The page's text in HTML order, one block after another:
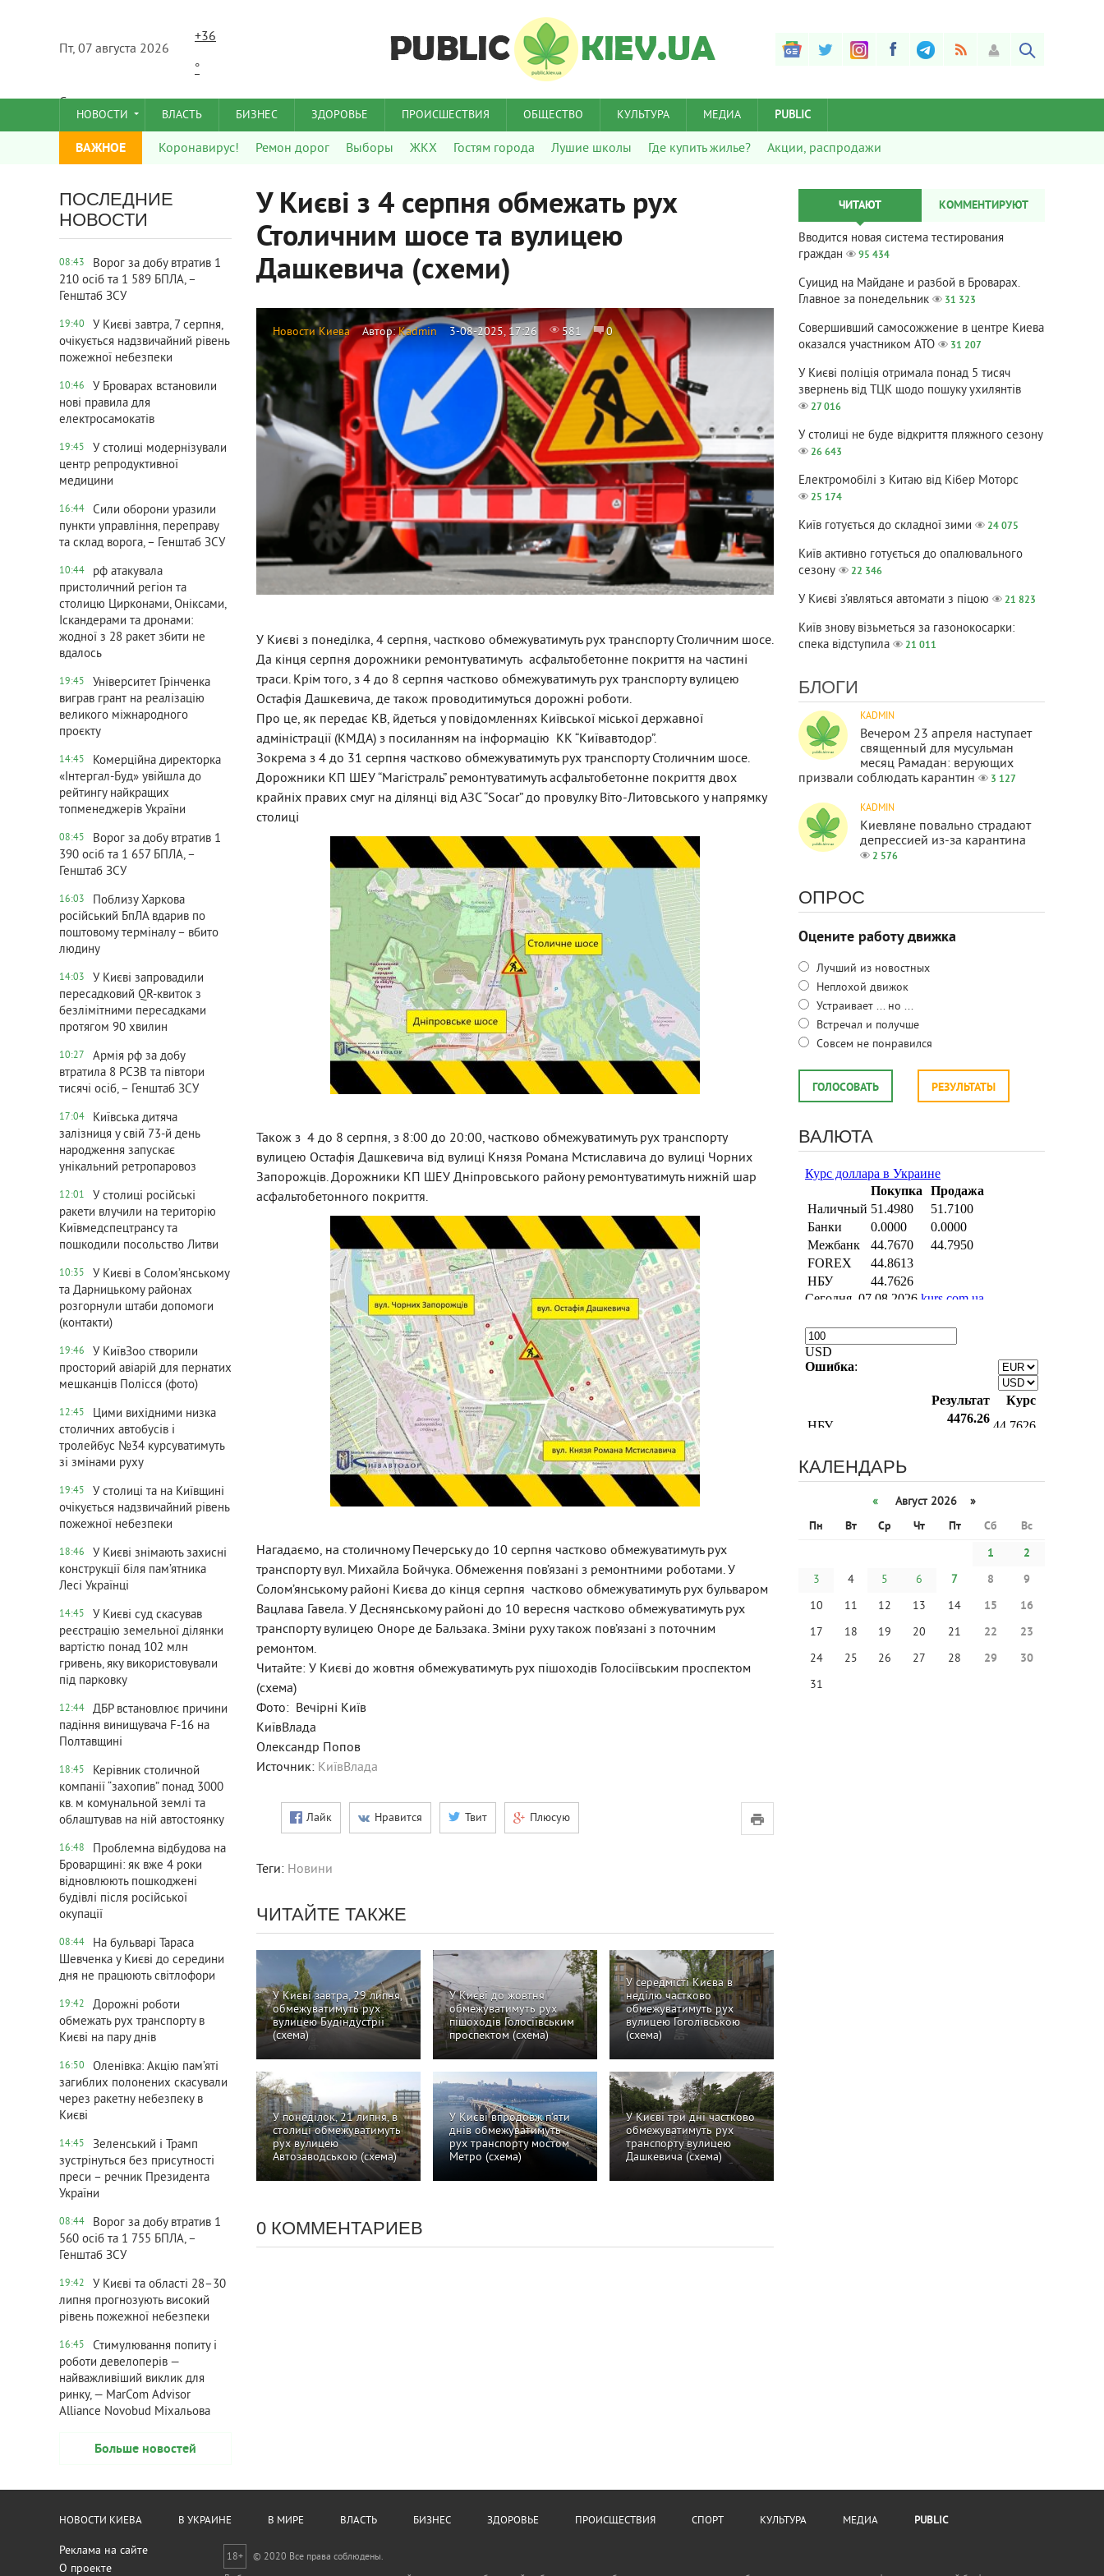
Пт, 07 августа 2026
+36
°
C
НОВОСТИ ВЛАСТЬ БИЗНЕС ЗДОРОВЬЕ ПРОИСШЕСТВИЯ ОБЩЕСТВО КУЛЬТУРА МЕДИА PUBLIC
ВАЖНОЕ Коронавирус! Ремон дорог Выборы ЖКХ Гостям города Лушие школы Где купить жилье? Акции, распродажи
ПОСЛЕДНИЕ
НОВОСТИ
08:43
Ворог за добу втратив 1
210 осіб та 1 589 БПЛА, –
Генштаб ЗСУ
19:40
У Києві завтра, 7 серпня,
очікується надзвичайний рівень
пожежної небезпеки
10:46
У Броварах встановили
нові правила для
електросамокатів
19:45
У столиці модернізували
центр репродуктивної
медицини
16:44
Сили оборони уразили
пункти управління, переправу
та склад ворога, – Генштаб ЗСУ
10:44
рф атакувала
пристоличний регіон та
столицю Цирконами, Оніксами,
Іскандерами та дронами:
жодної з 28 ракет збити не
вдалось
19:45
Університет Грінченка
виграв грант на реалізацію
великого міжнародного
проєкту
14:45
Комерційна директорка
«Інтергал-Буд» увійшла до
рейтингу найкращих
топменеджерів України
08:45
Ворог за добу втратив 1
390 осіб та 1 657 БПЛА, –
Генштаб ЗСУ
16:03
Поблизу Харкова
російський БпЛА вдарив по
поштовому терміналу – вбито
людину
14:03
У Києві запровадили
пересадковий QR-квиток з
безлімітними пересадками
протягом 90 хвилин
10:27
Армія рф за добу
втратила 8 РСЗВ та півтори
тисячі осіб, – Генштаб ЗСУ
17:04
Київська дитяча
залізниця у свій 73-й день
народження запускає
унікальний ретропаровоз
12:01
У столиці російські
ракети влучили на територію
Київмедспецтрансу та
пошкодили посольство Литви
10:35
У Києві в Солом’янському
та Дарницькому районах
розгорнули штаби допомоги
(контакти)
19:46
У КиївЗоо створили
просторий авіарій для пернатих
мешканців Полісся (фото)
12:45
Цими вихідними низка
столичних автобусів і
тролейбус №34 курсуватимуть
зі змінами руху
19:45
У столиці та на Київщині
очікується надзвичайний рівень
пожежної небезпеки
18:46
У Києві знімають захисні
конструкції біля пам’ятника
Лесі Українці
14:45
У Києві суд скасував
реєстрацію земельної ділянки
вартістю понад 102 млн
гривень, яку використовували
під парковку
12:44
ДБР встановлює причини
падіння винищувача F-16 на
Полтавщині
18:45
Керівник столичной
компанії “захопив” понад 3000
кв. м комунальной землі та
облаштував на ній автостоянку
16:48
Проблемна відбудова на
Броварщині: як вже 4 роки
відновлюють пошкоджені
будівлі після російської
окупації
08:44
На бульварі Тараса
Шевченка у Києві до середини
дня не працюють світлофори
19:42
Дорожні роботи
обмежать рух транспорту в
Києві на пару днів
16:50
Оленівка: Акцію пам’яті
загиблих полонених скасували
через ракетну небезпеку в
Києві
14:45
Зеленський і Трамп
зустрінуться без присутності
преси – речник Президента
України
08:44
Ворог за добу втратив 1
560 осіб та 1 755 БПЛА, –
Генштаб ЗСУ
19:42
У Києві та області 28–30
липня прогнозують високий
рівень пожежної небезпеки
16:45
Стимулювання попиту і
роботи девелоперів —
найважливіший виклик для
ринку, — MarCom Advisor
Alliance Novobud Міхальова
Больше новостей
У Києві з 4 серпня обмежать рух
Столичним шосе та вулицею
Дашкевича (схеми)
Новости Киева Автор:Kadmin 3-08-2025, 17:26 581 0
У Києві з понеділка, 4 серпня, частково обмежуватимуть рух транспорту Столичним шосе.
Да кінця серпня дорожники ремонтуватимуть асфальтобетонне покриття на частині
траси. Крім того, з 4 до 8 серпня частково обмежуватимуть рух транспорту вулицею
Остафія Дашкевича, де також проводитимуться дорожні роботи.
Про це, як передає КВ, йдеться у повідомленнях Київської міської державної
адміністрації (КМДА) з посиланням на інформацію КК “Київавтодор”.
Зокрема з 4 до 31 серпня частково обмежуватимуть рух транспорту Столичним шосе.
Дорожники КП ШЕУ “Магістраль” ремонтуватимуть асфальтобетонне покриття двох
крайніх правих смуг на ділянці від АЗС “Socar” до провулку Віто-Литовського у напрямку
столиці
Також з 4 до 8 серпня, з 8:00 до 20:00, частково обмежуватимуть рух транспорту
вулицею Остафія Дашкевича від вулиці Князя Романа Мстиславича до вулиці Чорних
Запорожців. Дорожники КП ШЕУ Дніпровського району ремонтуватимуть нижній шар
асфальтобетонного покриття.
Нагадаємо, на столичному Печерську до 10 серпня частково обмежуватимуть рух
транспорту вул. Михайла Бойчука. Обмеження пов’язані з ремонтними роботами. У
Солом’янському районі Києва до кінця серпня частково обмежуватимуть рух бульваром
Вацлава Гавела. У Деснянському районі до 10 вересня частково обмежуватимуть рух
транспорту вулицею Оноре де Бальзака. Зміни руху також пов’язані з поточним
ремонтом.
Читайте: У Києві до жовтня обмежуватимуть рух пішоходів Голосіївським проспектом
(схема)
Фото: Вечірні Київ
КиївВлада
Олександр Попов
Источник: КиївВлада
Лайк Нравится Твит Плюсую
Теги: Новини
ЧИТАЙТЕ ТАКЖЕ
У Києві завтра, 29 липня,
обмежуватимуть рух
вулицею Будіндустрії
(схема)
У Києві до жовтня
обмежуватимуть рух
пішоходів Голосіївським
проспектом (схема)
У середмісті Києва в
неділю частково
обмежуватимуть рух
вулицею Гоголівською
(схема)
У понеділок, 21 липня, в
столиці обмежуватимуть
рух вулицею
Автозаводською (схема)
У Києві впродовж п’яти
днів обмежуватимуть
рух транспорту мостом
Метро (схема)
У Києві три дні частково
обмежуватимуть рух
транспорту вулицею
Дашкевича (схема)
0 КОММЕНТАРИЕВ
ЧИТАЮТ КОММЕНТИРУЮТ
Вводится новая система тестирования
граждан
95 434
Суицид на Майдане и разбой в Броварах.
Главное за понедельник
31 323
Совершивший самосожжение в центре Киева
оказался участником АТО
31 207
У Києві поліція отримала понад 5 тисяч
звернень від ТЦК щодо пошуку ухилянтів
27 016
У столиці не буде відкриття пляжного сезону
26 643
Електромобілі з Китаю від Кібер Моторс
25 174
Київ готується до складної зими 24 075
Київ активно готується до опалювального
сезону
22 346
У Києві з’являться автомати з піцою 21 823
Київ знову візьметься за газонокосарки:
спека відступила
21 011
БЛОГИ
KADMIN
Вечером 23 апреля наступает
священный для мусульман
месяц Рамадан: верующих
призвали соблюдать карантин
3 127
KADMIN
Киевляне повально страдают
депрессией из-за карантина
2 576
ОПРОС
Оцените работу движка
Лучший из новостных
Неплохой движок
Устраивает ... но ...
Встречал и получше
Совсем не понравился
ГОЛОСОВАТЬ РЕЗУЛЬТАТЫ
ВАЛЮТА
КАЛЕНДАРЬ
«
Август 2026 »
Пн
Вт Ср Чт Пт Сб
Вс
1
2
3
4 5 6 7 8
9
10
11 12 13 14 15
16
17
18 19 20 21 22
23
24
25 26 27 28 29
30
31
НОВОСТИ КИЕВА В УКРАИНЕ В МИРЕ ВЛАСТЬ БИЗНЕС ЗДОРОВЬЕ ПРОИСЩЕСТВИЯ СПОРТ КУЛЬТУРА МЕДИА PUBLIC
Реклама на сайте
О проекте
18+
© 2020 Все права соблюдены.